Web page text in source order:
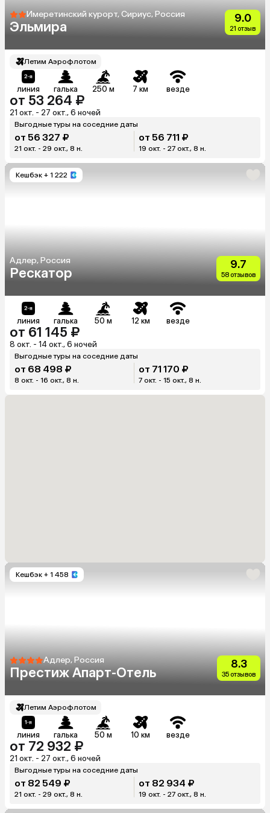
Имеретинский курорт, Сириус, Россия
Эльмира
9.0
21 отзыв
Летим Аэрофлотом
линия галька 250 м 7 км везде
от 53 264 ₽
21 окт. - 27 окт., 6 ночей
Выгодные туры на соседние даты
от 56 327 ₽
21 окт. - 29 окт., 8 н.
от 56 711 ₽
19 окт. - 27 окт., 8 н.
Кешбэк + 1 222
Адлер, Россия
Рескатор
9.7
58 отзывов
линия галька 50 м 12 км везде
от 61 145 ₽
8 окт. - 14 окт., 6 ночей
Выгодные туры на соседние даты
от 68 498 ₽
8 окт. - 16 окт., 8 н.
от 71 170 ₽
7 окт. - 15 окт., 8 н.
Кешбэк + 1 458
Адлер, Россия
Престиж Апарт-Отель
8.3
35 отзывов
Летим Аэрофлотом
линия галька 50 м 10 км везде
от 72 932 ₽
21 окт. - 27 окт., 6 ночей
Выгодные туры на соседние даты
от 82 549 ₽
21 окт. - 29 окт., 8 н.
от 82 934 ₽
19 окт. - 27 окт., 8 н.